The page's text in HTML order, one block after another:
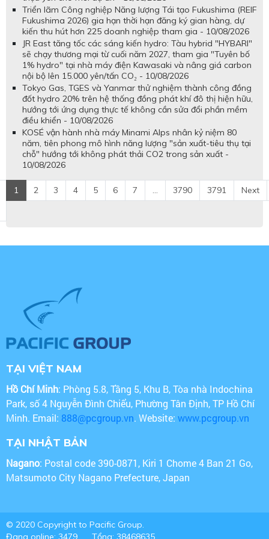
Triển lãm Công nghiệp Năng lượng Tái tạo Fukushima (REIF
Fukushima 2026) gia hạn thời hạn đăng ký gian hàng, dự
kiến thu hút hơn 225 doanh nghiệp tham gia - 10/08/2026
JR East tăng tốc các sáng kiến hydro: Tàu hybrid "HYBARI"
sẽ chạy thương mại từ cuối năm 2027, tham gia "Tuyên bố
1% hydro" tại nhà máy điện Kawasaki và nâng giá carbon
nội bộ lên 15.000 yên/tấn CO₂ - 10/08/2026
Tokyo Gas, TGES và Yanmar thử nghiệm thành công đồng
đốt hydro 20% trên hệ thống đồng phát khí đô thị hiện hữu,
hướng tới ứng dụng thực tế không cần sửa đổi phần mềm
điều khiển - 10/08/2026
KOSÉ vận hành nhà máy Minami Alps nhân kỷ niệm 80
năm, tiên phong mô hình năng lượng "sản xuất-tiêu thụ tại
chỗ" hướng tới không phát thải CO2 trong sản xuất -
10/08/2026
1 2 3 4 5 6 7 ... 3790 3791 Next
TẠI VIỆT NAM
Hồ Chí Minh: Phòng 5.8, Tầng 5, Khu B, Tòa nhà Indochina
Park, số 4 Nguyễn Đình Chiểu, Phường Tân Định, TP Hồ Chí
Minh. Email: 888@pcgroup.vn. Website: www.pcgroup.vn
TẠI NHẬT BẢN
Nagano: Postal code 390-0871, Kiri 1 Chome 4 Ban 21 Go,
Matsumoto City Nagano Prefecture, Japan
© 2020 Copyright to Pacific Group.
Đang online: 3479
Tổng: 38468635